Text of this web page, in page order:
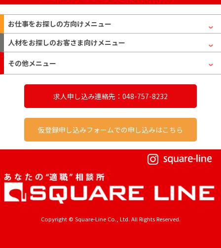
お仕事をお探しの方向けメニュー
人材をお探しのお客さま向けメニュー
その他メニュー
求人申し込み連絡先：048-757-8232
仮登録申し込みフォームでの申し込みはこちら
Copyright © Square-Line Co., Ltd. All Rights Reserved.